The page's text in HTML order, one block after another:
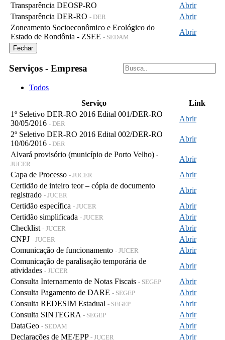
Transparência DEOSP-RO
Abrir
Transparência DER-RO - DER
Abrir
Zoneamento Socioeconômico e Ecológico do
Estado de Rondônia - ZSEE - SEDAM
Abrir
Fechar
Serviços - Empresa
Todos
Serviço
Link
1º Seletivo DER-RO 2016 Edital 001/DER-RO
30/05/2016 - DER
Abrir
2º Seletivo DER-RO 2016 Edital 002/DER-RO
10/06/2016 - DER
Abrir
Alvará provisório (município de Porto Velho) -
JUCER
Abrir
Capa de Processo - JUCER
Abrir
Certidão de inteiro teor – cópia de documento
registrado - JUCER
Abrir
Certidão específica - JUCER
Abrir
Certidão simplificada - JUCER
Abrir
Checklist - JUCER
Abrir
CNPJ - JUCER
Abrir
Comunicação de funcionamento - JUCER
Abrir
Comunicação de paralisação temporária de
atividades - JUCER
Abrir
Consulta Internamento de Notas Fiscais - SEGEP
Abrir
Consulta Pagamento de DARE - SEGEP
Abrir
Consulta REDESIM Estadual - SEGEP
Abrir
Consulta SINTEGRA - SEGEP
Abrir
DataGeo - SEDAM
Abrir
Declarações de ME/EPP - JUCER Abrir